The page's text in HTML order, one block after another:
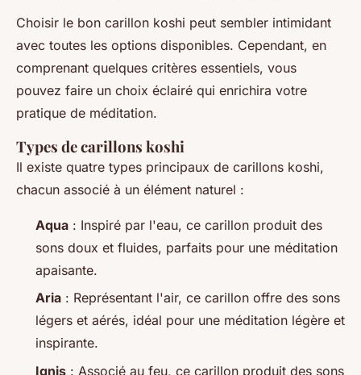
Choisir le bon carillon koshi peut sembler intimidant
avec toutes les options disponibles. Cependant, en
comprenant quelques critères essentiels, vous
pouvez faire un choix éclairé qui enrichira votre
pratique de méditation.
Types de carillons koshi
Il existe quatre types principaux de carillons koshi,
chacun associé à un élément naturel :
Aqua : Inspiré par l'eau, ce carillon produit des
sons doux et fluides, parfaits pour une méditation
apaisante.
Aria : Représentant l'air, ce carillon offre des sons
légers et aérés, idéal pour une méditation légère et
inspirante.
Ignis : Associé au feu, ce carillon produit des sons